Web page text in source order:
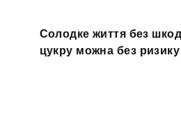
Солодке життя без
цукру можна без